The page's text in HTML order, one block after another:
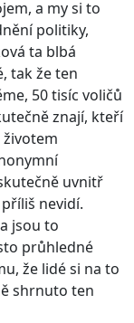
a my si to
politiky,
ta blbá
tak že ten
50 tisíc voličů
znají, kteří
životem
uvnitř
nevidí.
jsou to
průhledné
že lidé si na to
shrnuto ten